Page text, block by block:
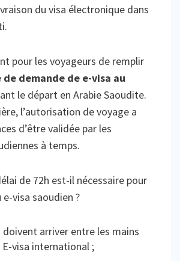
du visa électronique dans
pour les voyageurs de remplir
demande de e-visa au
le départ en Arabie Saoudite.
l’autorisation de voyage a
d’être validée par les
à temps.
de 72h est-il nécessaire pour
visa saoudien ?
doivent arriver entre les mains
visa international ;